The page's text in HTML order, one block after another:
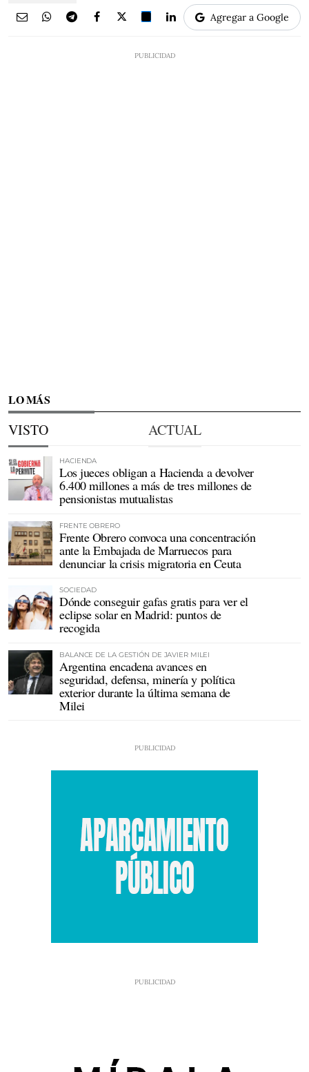
Agregar a Google
LO MÁS
VISTO ACTUAL
HACIENDA
Los jueces obligan a Hacienda a devolver
6.400 millones a más de tres millones de
pensionistas mutualistas
FRENTE OBRERO
Frente Obrero convoca una concentración
ante la Embajada de Marruecos para
denunciar la crisis migratoria en Ceuta
SOCIEDAD
Dónde conseguir gafas gratis para ver el
eclipse solar en Madrid: puntos de
recogida
BALANCE DE LA GESTIÓN DE JAVIER MILEI
Argentina encadena avances en
seguridad, defensa, minería y política
exterior durante la última semana de
Milei